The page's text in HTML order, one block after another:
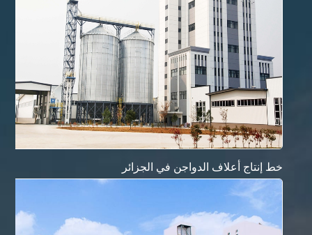
خط إنتاج أعلاف الدواجن في الجزائر